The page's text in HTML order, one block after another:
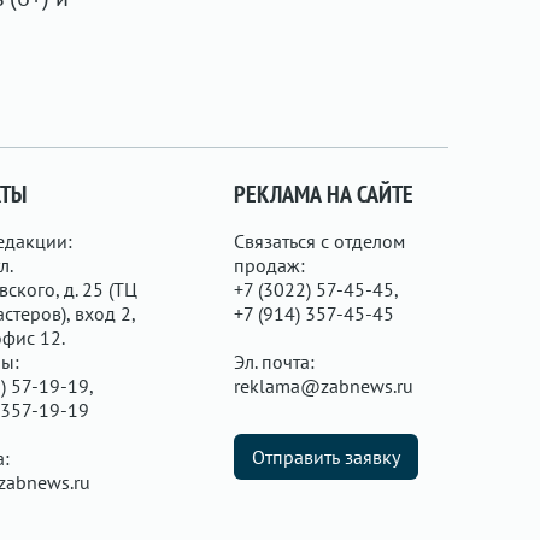
д. 25 (ТЦ
вход 2,
12.
57-19-19,
19-19
РЕКЛАМА НА САЙТЕ
Связаться с отделом
продаж:
+7 (3022) 57-45-45,
+7 (914) 357-45-45
Эл. почта:
reklama@zabnews.ru
Отправить заявку